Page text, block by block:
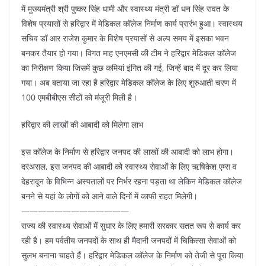
में मुख्यमंत्री श्री पुष्कर सिंह धामी और स्वास्थ्य मंत्री डॉ धन सिंह रावत के
विशेष प्रयासों से हरिद्वार में मेडिकल कॉलेज निर्माण कार्य प्रारंभ हुआ। स्वास्थय
सचिव डॉ आर राजेश कुमार के विशेष प्रयासों से अल्प समय में इसका भवन
बनकर तैयार हो गया। विगत माह एनएमसी की टीम ने हरिद्वार मेडिकल कॉलेज
का निरीक्षण किया जिसमें कुछ कमियां इंगित की गई, जिन्हें बाद में दूर कर लिया
गया। अब बताया जा रहा है हरिद्वार मेडिकल कॉलेज के लिए शुरुआती चरण में
100 एमबीबीएस सीटों को मंजूरी मिली है।
हरिद्वार की लाखों की आबादी को मिलेगा लाभ
इस कॉलेज के निर्माण से हरिद्वार जनपद की लाखों की आबादी को लाभ होगा।
दरअसल, इस जनपद की आबादी को स्वास्थ्य सेवाओं के लिए ऋषिकेश एम्स व
देहरादून के विभिन्न अस्पतालों पर निर्भर रहना पड़ता था लेकिन मेडिकल कॉलेज
बनने से यहां के लोगों को आने वाले दिनों में काफी राहत मिलेगी।
—————————————
राज्य की स्वास्थ्य सेवाओं में सुधार के लिए हमारी सरकार सतत रूप से कार्य कर
रही है। हम पर्वतीय जनपदों के साथ ही मैदानी जनपदों में चिकित्सा सेवाओं को
सुलभ बनाना चाहते हैं। हरिद्वार मेडिकल कॉलेज के निर्माण को तेजी से पूरा किया